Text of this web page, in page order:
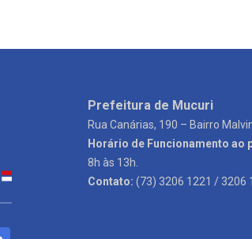
Prefeitura de Mucuri
Rua Canárias, 190 – Bairro
Horário de Funcionamento ao
8h às 13h.
Contato: (73) 3206 1221 / 3206